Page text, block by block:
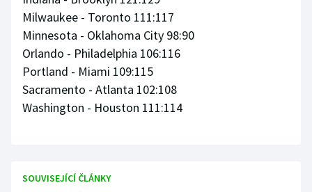
Milwaukee - Toronto 111:117
Minnesota - Oklahoma City 98:90
Orlando - Philadelphia 106:116
Portland - Miami 109:115
Sacramento - Atlanta 102:108
Washington - Houston 111:114
SOUVISEJÍCÍ ČLÁNKY